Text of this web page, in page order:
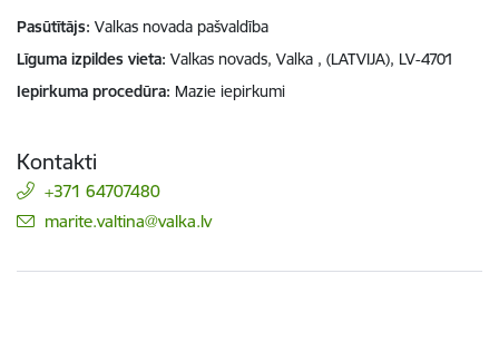
Pasūtītājs Valkas novada pašvaldība
Līguma izpildes vieta Valkas novads, Valka , (LATVIJA), LV-4701
Iepirkuma procedūra Mazie iepirkumi
Kontakti
+371 64707480
E-pasts:
marite.valtina@valka.lv